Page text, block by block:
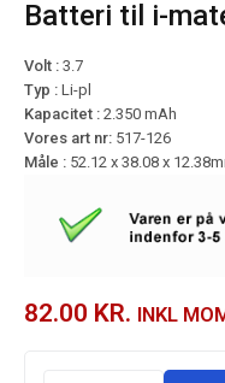
Batteri til i-
Volt : 3.7
Typ : Li-pl
Kapacitet : 2.350 mAh
Vores art nr: 517-126
Måle : 52.12 x 38.08 x
82.00 KR. INKL